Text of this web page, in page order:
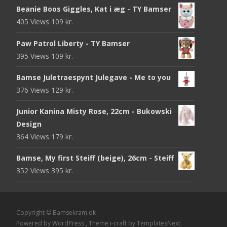
Beanie Boos Giggles, Kat i æg - TY Bamser
405 Views 109 kr.
Paw Patrol Liberty - TY Bamser
395 Views 109 kr.
Bamse Juletraespynt Julegave - Me to you
376 Views 129 kr.
Junior Kanina Misty Rose, 22cm - Bukowski
Design
364 Views 179 kr.
Bamse, My first Steiff (beige), 26cm - Steiff
352 Views 395 kr.
Copyright © Bamsekram.dk
Powered by WordPress , Theme i-craft by TemplatesNext.